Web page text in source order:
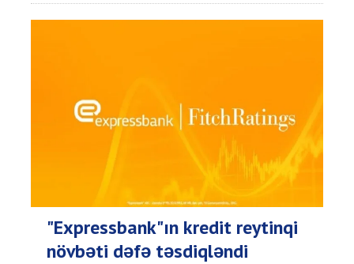
"Expressbank"ın kredit reytinqi
növbəti dəfə təsdiqləndi